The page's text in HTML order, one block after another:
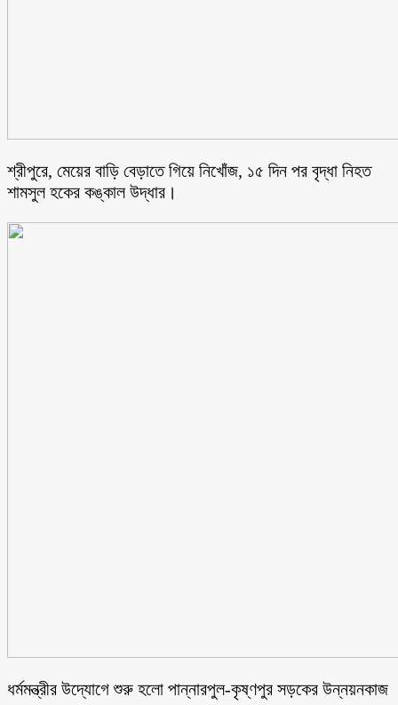
শ্রীপুরে, মেয়ের বাড়ি বেড়াতে গিয়ে নিখোঁজ, ১৫ দিন পর বৃদ্ধা নিহত
শামসুল হকের কঙ্কাল উদ্ধার।
ধর্মমন্ত্রীর উদ্যোগে শুরু হলো পান্নারপুল-কৃষ্ণপুর সড়কের উন্নয়নকাজ